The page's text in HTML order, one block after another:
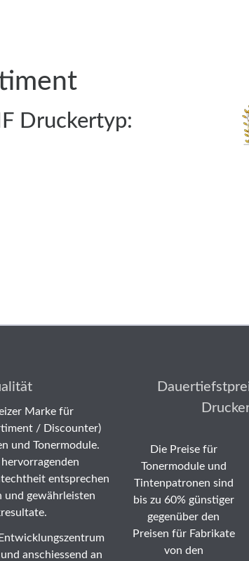
Druckertyp:
Marke für
/ Discounter)
und Tonermodule.
entsprechen
und gewährleisten
anschiessend an
Die Preise für
Tonermodule und
Tintenpatronen sind
bis zu 60% günstiger
gegenüber den
Preisen für Fabrikate
von den